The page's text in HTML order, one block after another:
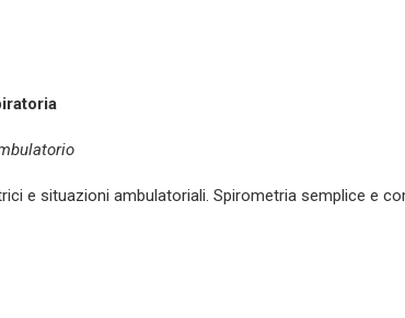
e situazioni ambulatoriali. Spirometria semplice e